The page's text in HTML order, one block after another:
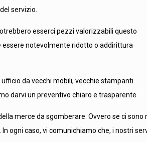
servizio.
esserci pezzi valorizzabili questo
notevolmente ridotto o addirittura
da vecchi mobili, vecchie stampanti
darvi un preventivo chiaro e trasparente.
merce da sgomberare. Ovvero se ci
ogni caso, vi comunichiamo che, i nostri